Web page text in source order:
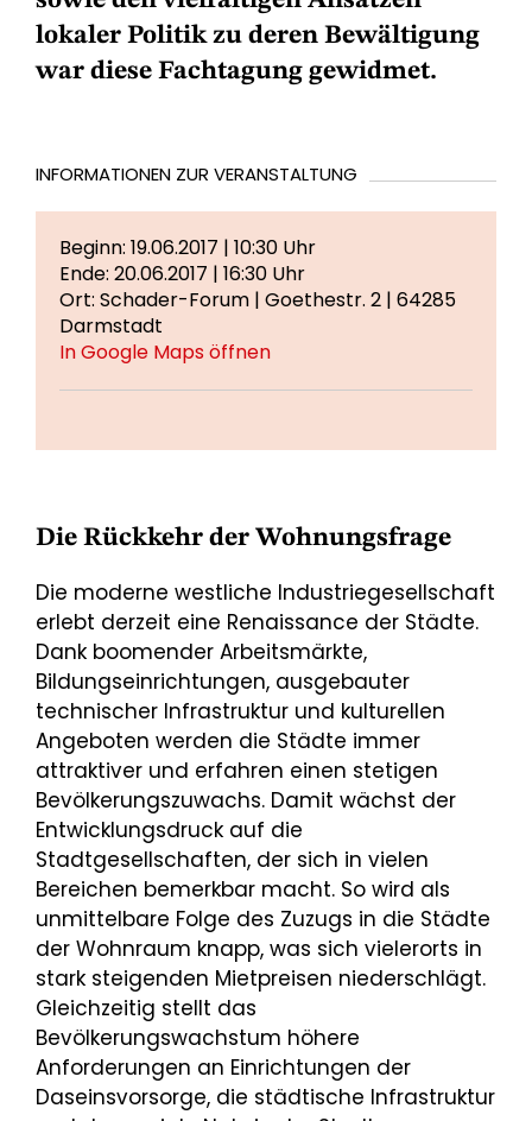
lokaler Politik zu deren Bewältigung
war diese Fachtagung gewidmet.
INFORMATIONEN ZUR VERANSTALTUNG
Beginn: 19.06.2017 | 10:30 Uhr
Ende: 20.06.2017 | 16:30 Uhr
Ort: Schader-Forum | Goethestr. 2 | 64285
Darmstadt
In Google Maps öffnen
Die Rückkehr der Wohnungsfrage
Die moderne westliche Industriegesellschaft
erlebt derzeit eine Renaissance der Städte.
Dank boomender Arbeitsmärkte,
Bildungseinrichtungen, ausgebauter
technischer Infrastruktur und kulturellen
Angeboten werden die Städte immer
attraktiver und erfahren einen stetigen
Bevölkerungszuwachs. Damit wächst der
Entwicklungsdruck auf die
Stadtgesellschaften, der sich in vielen
Bereichen bemerkbar macht. So wird als
unmittelbare Folge des Zuzugs in die Städte
der Wohnraum knapp, was sich vielerorts in
stark steigenden Mietpreisen niederschlägt.
Gleichzeitig stellt das
Bevölkerungswachstum höhere
Anforderungen an Einrichtungen der
Daseinsvorsorge, die städtische Infrastruktur